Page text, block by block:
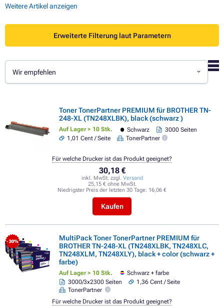
Weitere Artikel anzeigen
Erweiterte Filterung laut Parametern
Wir empfehlen
Toner TonerPartner PREMIUM für BROTHER TN-
248-XL (TN248XLBK), black (schwarz )
Auf Lager > 10 Stk. Schwarz
3000 Seiten
1,01 Cent / Seite
TonerPartner
30,18 €
inkl. MwSt. zzgl. Versand
25,15 € ohne MwSt.
Niedrigster Preis der letzten 30 Tage: 16,06 €
Kaufen
Für welche Drucker ist das Produkt geeignet?
- 30%
MultiPack Toner TonerPartner PREMIUM für
BROTHER TN-248-XL (TN248XLBK, TN248XLC,
TN248XLM, TN248XLY), black + color (schwarz +
farbe)
Auf Lager > 10 Stk.
Schwarz + farbe
3000/3x2300 Seiten
1,36 Cent / Seite
TonerPartner
Für welche Drucker ist das Produkt geeignet?